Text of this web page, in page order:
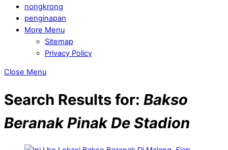
nongkrong
penginapan
More Menu
Sitemap
Privacy Policy
Close Menu
Search Results for: Bakso
Beranak Pinak De Stadion